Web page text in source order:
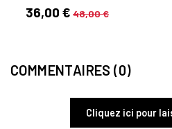
36,00 € 48,00 €
COMMENTAIRES (0)
Cliquez ici pour